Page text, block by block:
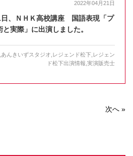
2022年04月21日
日、ＮＨＫ高校講座 国語表現「プ
実際」に出演しました。
,あんきいずスタジオ, レジェンド松下, レジェン
ド松下出演情報,実演販売士
次へ »